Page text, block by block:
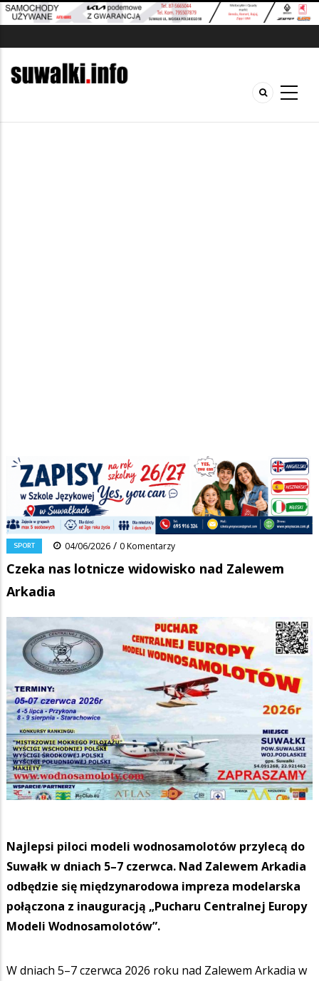
Ścieżka
nawigacyjna
Strona główna/Wiadomości /Sport/
Czeka nas lotnicze widowisko nad Zalewem Arkadia
Facebook PinterestTumblr
0 Reddit Share
SPORT 04/06/2026 / 0 Komentarzy
Czeka nas lotnicze widowisko nad Zalewem
Arkadia
Najlepsi piloci modeli wodnosamolotów przylecą do
Suwałk w dniach 5–7 czerwca. Nad Zalewem Arkadia
odbędzie się międzynarodowa impreza modelarska
połączona z inauguracją „Pucharu Centralnej Europy
Modeli Wodnosamolotów”.
W dniach 5–7 czerwca 2026 roku nad Zalewem Arkadia w